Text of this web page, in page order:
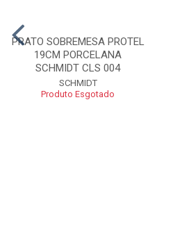
PRATO SOBREMESA PROTEL
19CM PORCELANA
SCHMIDT CLS 004
SCHMIDT
Produto Esgotado